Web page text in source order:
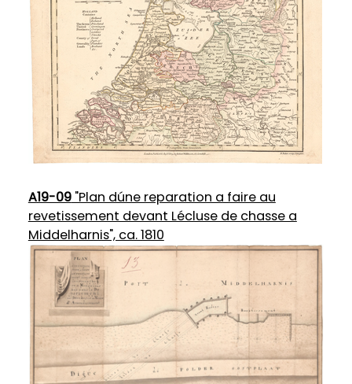
A19-09"Plan dúne reparation a faire au
revetissement devant Lécluse de chasse a
Middelharnis", ca. 1810